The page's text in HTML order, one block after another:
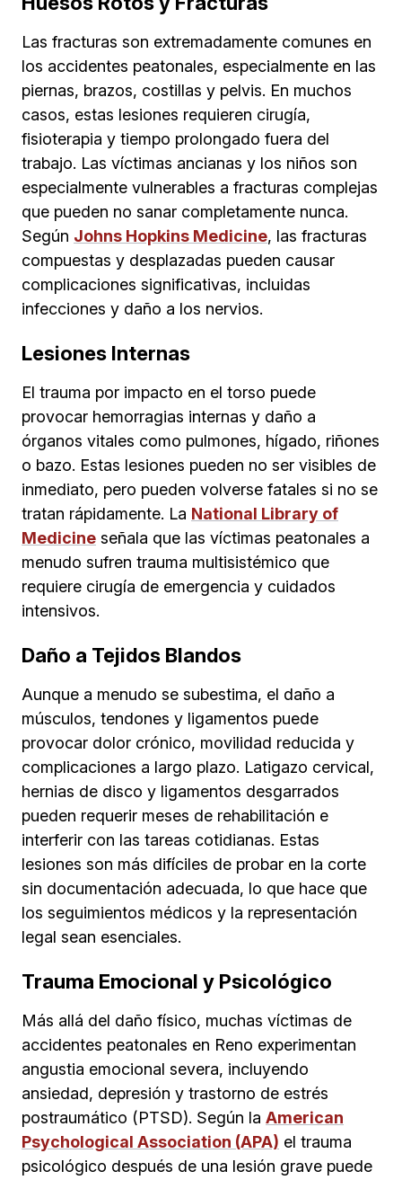
Las fracturas son extremadamente comunes en
los accidentes peatonales, especialmente en las
piernas, brazos, costillas y pelvis. En muchos
casos, estas lesiones requieren cirugía,
fisioterapia y tiempo prolongado fuera del
trabajo. Las víctimas ancianas y los niños son
especialmente vulnerables a fracturas complejas
que pueden no sanar completamente nunca.
Según Johns Hopkins Medicine, las fracturas
compuestas y desplazadas pueden causar
complicaciones significativas, incluidas
infecciones y daño a los nervios.
Lesiones Internas
El trauma por impacto en el torso puede
provocar hemorragias internas y daño a
órganos vitales como pulmones, hígado, riñones
o bazo. Estas lesiones pueden no ser visibles de
inmediato, pero pueden volverse fatales si no se
tratan rápidamente. La National Library of
Medicine señala que las víctimas peatonales a
menudo sufren trauma multisistémico que
requiere cirugía de emergencia y cuidados
intensivos.
Daño a Tejidos Blandos
Aunque a menudo se subestima, el daño a
músculos, tendones y ligamentos puede
provocar dolor crónico, movilidad reducida y
complicaciones a largo plazo. Latigazo cervical,
hernias de disco y ligamentos desgarrados
pueden requerir meses de rehabilitación e
interferir con las tareas cotidianas. Estas
lesiones son más difíciles de probar en la corte
sin documentación adecuada, lo que hace que
los seguimientos médicos y la representación
legal sean esenciales.
Trauma Emocional y Psicológico
Más allá del daño físico, muchas víctimas de
accidentes peatonales en Reno experimentan
angustia emocional severa, incluyendo
ansiedad, depresión y trastorno de estrés
postraumático (PTSD). Según la American
Psychological Association (APA) el trauma
psicológico después de una lesión grave puede